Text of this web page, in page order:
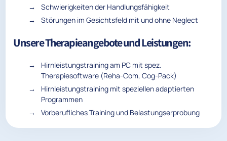
Schwierigkeiten der Handlungsfähigkeit
Störungen im Gesichtsfeld mit und ohne Neglect
Unsere Therapieangebote und Leistungen:
Hirnleistungstraining am PC mit spez.
Therapiesoftware (Reha-Com, Cog-Pack)
Hirnleistungstraining mit speziellen adaptierten
Programmen
Vorberufliches Training und Belastungserprobung